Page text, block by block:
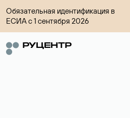
Обязательная идентификация в
ЕСИА с 1 сентября 2026